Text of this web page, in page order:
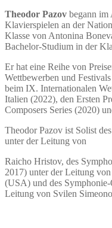
Theodor Pazov begann im
Klavierspielen an der
Klasse von Antonina
Bachelor-Studium in der
Er hat eine Reihe von
Wettbewerben und
beim IX. Internationalen
Italien (2022), den Ersten
Composers Series (2020)
Theodor Pazov ist Solist
unter der Leitung von
Raicho Hristov, des
2017) unter der Leitung
(USA) und des Symphonie-
Leitung von Svilen